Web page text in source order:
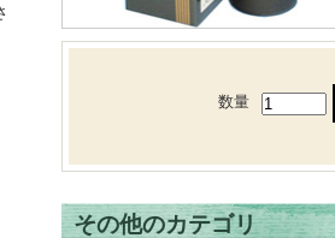
数量
その他のカテゴリ